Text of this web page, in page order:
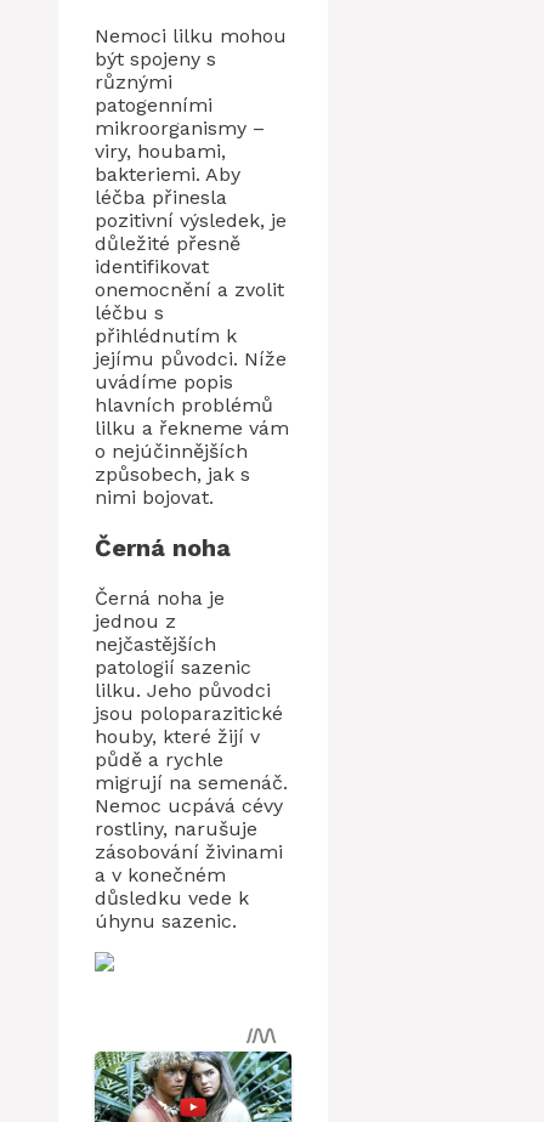
Nemoci lilku mohou
být spojeny s
různými
patogenními
mikroorganismy –
viry, houbami,
bakteriemi. Aby
léčba přinesla
pozitivní výsledek, je
důležité přesně
identifikovat
onemocnění a zvolit
léčbu s
přihlédnutím k
jejímu původci. Níže
uvádíme popis
hlavních problémů
lilku a řekneme vám
o nejúčinnějších
způsobech, jak s
nimi bojovat.
Černá noha
Černá noha je
jednou z
nejčastějších
patologií sazenic
lilku. Jeho původci
jsou poloparazitické
houby, které žijí v
půdě a rychle
migrují na semenáč.
Nemoc ucpává cévy
rostliny, narušuje
zásobování živinami
a v konečném
důsledku vede k
úhynu sazenic.